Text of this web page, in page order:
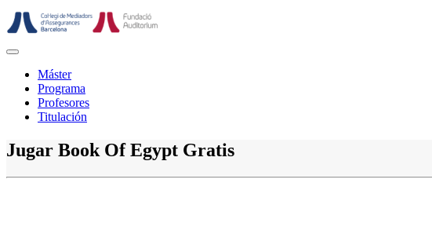
Saltar
al
Botón
abrir
Máster
Programa
Profesores
Titulación
Botón
de
Jugar Book Of Egypt Gratis